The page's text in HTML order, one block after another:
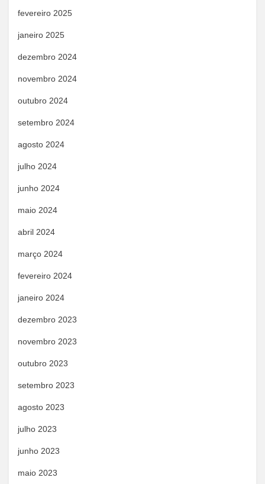
fevereiro 2025
janeiro 2025
dezembro 2024
novembro 2024
outubro 2024
setembro 2024
agosto 2024
julho 2024
junho 2024
maio 2024
abril 2024
março 2024
fevereiro 2024
janeiro 2024
dezembro 2023
novembro 2023
outubro 2023
setembro 2023
agosto 2023
julho 2023
junho 2023
maio 2023